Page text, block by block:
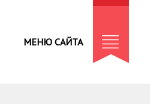
МЕНЮ САЙТА